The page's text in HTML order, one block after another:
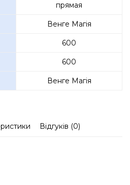
прямая
Венге Магія
600
600
Венге Магія
Відгуків (0)